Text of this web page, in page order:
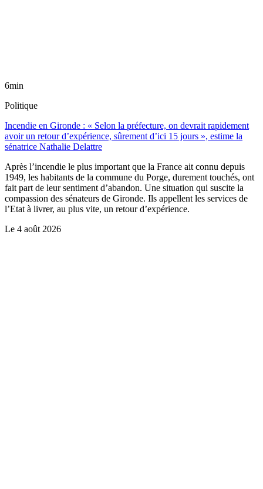
6min
Politique
Incendie en Gironde : « Selon la préfecture, on devrait rapidement
avoir un retour d’expérience, sûrement d’ici 15 jours », estime la
sénatrice Nathalie Delattre
Après l’incendie le plus important que la France ait connu depuis
1949, les habitants de la commune du Porge, durement touchés, ont
fait part de leur sentiment d’abandon. Une situation qui suscite la
compassion des sénateurs de Gironde. Ils appellent les services de
l’Etat à livrer, au plus vite, un retour d’expérience.
Le 4 août 2026